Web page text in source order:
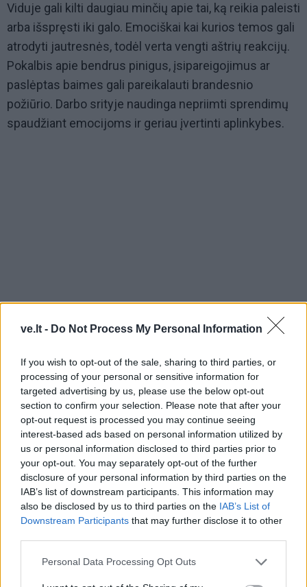
ve.lt - Do Not Process My Personal Information
If you wish to opt-out of the sale, sharing to third parties, or
processing of your personal or sensitive information for
targeted advertising by us, please use the below opt-out
section to confirm your selection. Please note that after your
opt-out request is processed you may continue seeing
interest-based ads based on personal information utilized by
us or personal information disclosed to third parties prior to
your opt-out. You may separately opt-out of the further
disclosure of your personal information by third parties on the
IAB’s list of downstream participants. This information may
also be disclosed by us to third parties on the IAB’s List of
Downstream Participants that may further disclose it to other
Personal Data Processing Opt Outs
Viduje gali kilti daugiau minčių apie tai, ką reikia paleisti
arba išspręsti iki galo. Emociškai kai kurios temos gali
atrodyti jautresnės, todėl verta vengti aštrių reakcijų.
Pokalbis apie bendrus pinigus, įsipareigojimus ar
paslėptas baimes gali pareikalauti brandesnio
požiūrio. Darbo srityje naudinga nepriimti sprendimų
spaudžiant emocijoms ir geriau įvertinti aplinkybes.
Finansiniuose reikaluose verta vengti rizikos ir aiškiai
pasitikrinti susitarimus. Santykiuose daugiau naudos
duos nuoširdumas, bet ne spaudimas kitam žmogui
atsiverti greičiau. Sėkmė šiandien labiau priklausys
nuo atsargumo ir vidinės savitvardos.
MERGELĖ.
Viduje gali būti daugiau dėmesio santykiams,
susitarimams ir žmonėms, su kuriais sieja bendri
planai. Emociškai gali norėtis daugiau aiškumo iš kitos
pusės, tačiau svarbu nepaskubėti su išvadomis.
Partnerio, kliento ar kolegos žodžiai gali padėti geriau